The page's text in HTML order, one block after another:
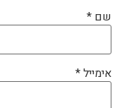
שם *
אימייל*